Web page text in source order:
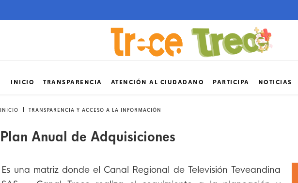
INICIO TRANSPARENCIA ATENCIÓN AL CIUDADANO PARTICIPA NOTICIAS
INICIO TRANSPARENCIA Y ACCESO A LA INFORMACIÓN
Plan Anual de Adquisiciones
Es una matriz donde el Canal Regional de Televisión Teveandina